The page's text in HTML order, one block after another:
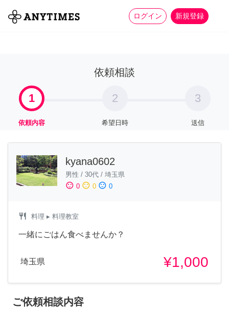
ログイン 新規登録
全て 家事 more_horiz
依頼相談
1
依頼内容
2
希望日時
3
送信
kyana0602
男性 / 30代 / 埼玉県
sentiment_satisfied 0 sentiment_neutral 0 sentiment_dissatisfied 0
restaurant 料理 ▸ 料理教室
一緒にごはん食べませんか？
埼玉県 ¥1,000
ご依頼相談内容